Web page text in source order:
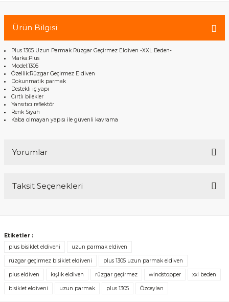
Ürün Bilgisi
Plus 1305 Uzun Parmak Rüzgar Geçirmez Eldiven -XXL Beden-
Marka:Plus
Model:1305
Özellik:Rüzgar Geçirmez Eldiven
Dokunmatik parmak
Destekli iç yapı
Cırtlı bilekler
Yansıtıcı reflektör
Renk Siyah
Kaba olmayan yapısı ile güvenli kavrama
Yorumlar
Taksit Seçenekleri
Etiketler :
plus bisiklet eldiveni
uzun parmak eldiven
rüzgar geçirmez bisiklet eldiveni plus 1305 uzun parmak eldiven
plus eldiven kışlık eldiven rüzgar geçirmez windstopper xxl beden
bisiklet eldiveni uzun parmak plus 1305 Özceylan